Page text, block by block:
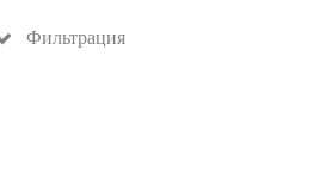
Фильтрация